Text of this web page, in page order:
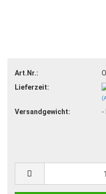
Art.Nr.:
Lieferzeit:
Versandgewicht: -